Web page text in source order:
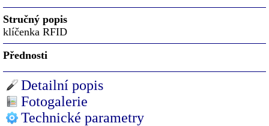
Stručný popis
klíčenka RFID
Přednosti
Detailní popis
Fotogalerie
Technické parametry